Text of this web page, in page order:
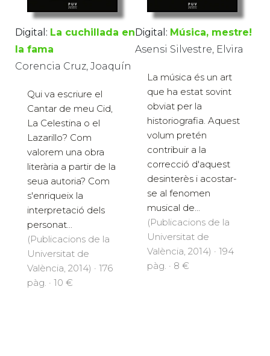
Digital: La cuchillada en
la fama
Corencia Cruz, Joaquín
Qui va escriure el
Cantar de meu Cid,
La Celestina o el
Lazarillo? Com
valorem una obra
literària a partir de la
seua autoria? Com
s'enriqueix la
interpretació dels
personat...
(Publicacions de la
Universitat de
València, 2014) · 176
pàg. · 10 €
Digital: Música, mestre!
Asensi Silvestre, Elvira
La música és un art
que ha estat sovint
obviat per la
historiografia. Aquest
volum pretén
contribuir a la
correcció d'aquest
desinterès i acostar-
se al fenomen
musical de...
(Publicacions de la
Universitat de
València, 2014) · 194
pàg. · 8 €